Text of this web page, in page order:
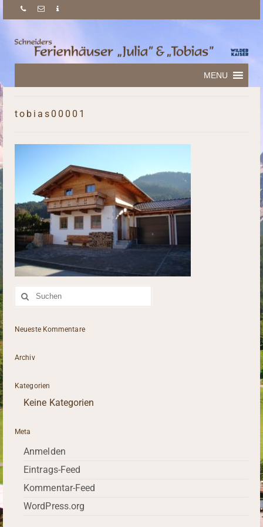
MENU
tobias00001
Suche
nach:
Neueste Kommentare
Archiv
Kategorien
Keine Kategorien
Meta
Anmelden
Eintrags-Feed
Kommentar-Feed
WordPress.org